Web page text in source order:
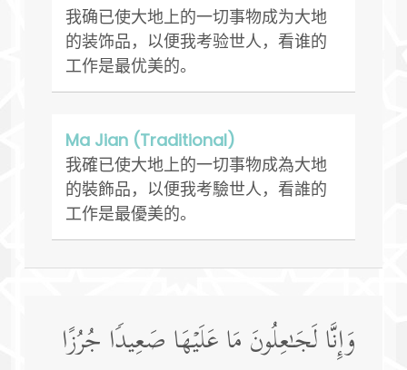
我确已使大地上的一切事物成为大地
的装饰品，以便我考验世人，看谁的
工作是最优美的。
Ma Jian (Traditional)
我確已使大地上的一切事物成為大地
的裝飾品，以便我考驗世人，看誰的
工作是最優美的。
وَإِنَّا لَجَـٰعِلُونَ مَا عَلَیۡهَا صَعِیدࣰا جُرُزًا